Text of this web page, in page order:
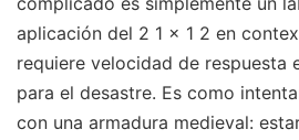
aplicación del 2 1 x 1 2 en
requiere velocidad de respuesta
para el desastre. Es como
con una armadura medieval: